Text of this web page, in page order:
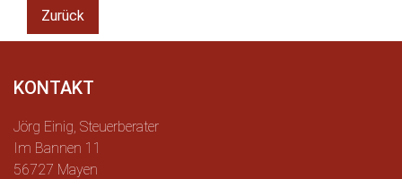
Zurück
KONTAKT
Jörg Einig, Steuerberater
Im Bannen 11
56727 Mayen